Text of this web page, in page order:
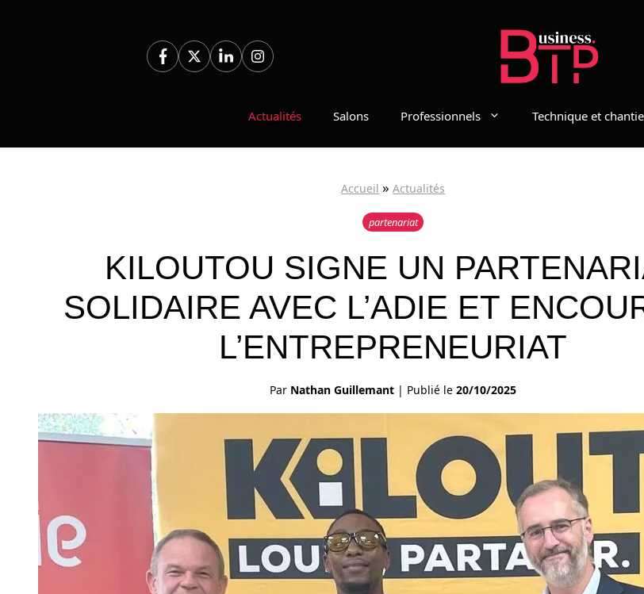
Actualités Salons Professionnels Technique et
Accueil »Actualités
partenariat
KILOUTOU SIGNE UN
SOLIDAIRE AVEC L’ADIE ET
L’ENTREPRENEURIAT
Par Nathan Guillemant | Publié le20/10/2025